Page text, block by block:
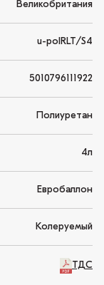
Великобритания
u-polRLT/S4
5010796111922
Полиуретан
4л
Евробаллон
Колеруемый
ТДС